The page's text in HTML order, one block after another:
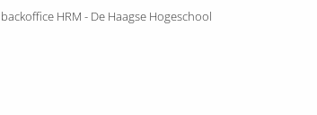
HRM - De Haagse Hogeschool